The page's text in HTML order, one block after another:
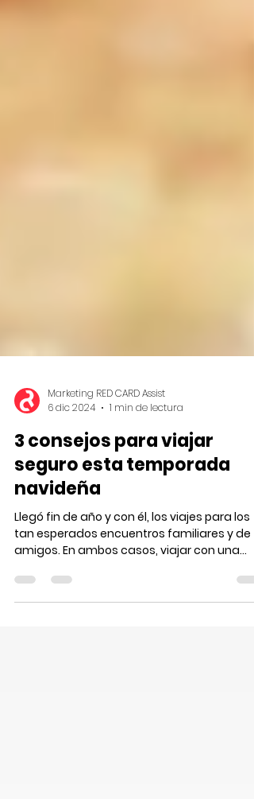
Marketing RED CARD Assist
6 dic 2024
1 min de lectura
3 consejos para viajar
seguro esta temporada
navideña
tan esperados encuentros familiares y de
amigos. En ambos casos, viajar con una